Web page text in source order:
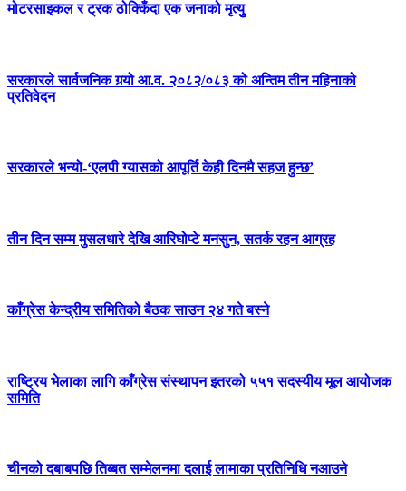
मोटरसाइकल र ट्रक ठोक्किँदा एक जनाको मृत्युु
सरकारले सार्वजनिक गर्‍यो आ.व. २०८२/०८३ को अन्तिम तीन महिनाको
प्रतिवेदन
सरकारले भन्यो-‘एलपी ग्यासको आपूर्ति केही दिनमै सहज हुन्छ’
तीन दिन सम्म मुसलधारे देखि आरिघोप्टे मनसुन, सतर्क रहन आग्रह
काँग्रेस केन्द्रीय समितिको बैठक साउन २४ गते बस्ने
राष्ट्रिय भेलाका लागि काँग्रेस संस्थापन इतरको ५५१ सदस्यीय मूल आयोजक
समिति
चीनको दबाबपछि तिब्बत सम्मेलनमा दलाई लामाका प्रतिनिधि नआउने